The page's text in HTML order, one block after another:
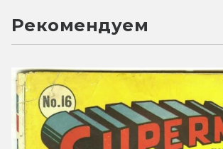
Рекомендуем